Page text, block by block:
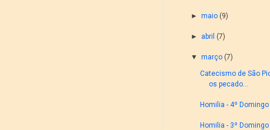
►maio (9)
► abril (7)
▼ março (7)
Catecismo de São
os pecado...
Homilia - 4º
Homilia - 3º